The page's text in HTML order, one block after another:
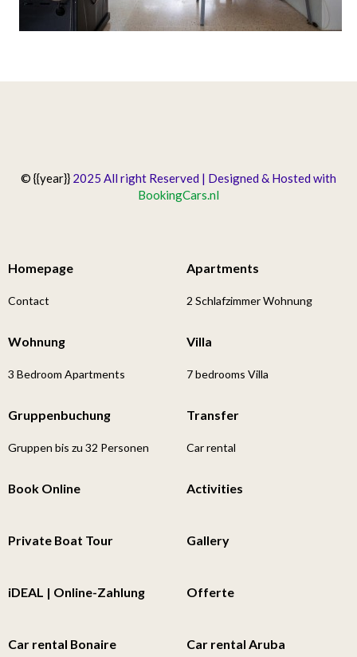
© {{year}} 2025 All right Reserved | Designed & Hosted with
BookingCars.nl
Homepage
Contact
Apartments
2 Schlafzimmer Wohnung
Wohnung
3 Bedroom Apartments
Villa
7 bedrooms Villa
Gruppenbuchung
Gruppen bis zu 32 Personen
Transfer
Car rental
Book Online Activities
Private Boat Tour Gallery
iDEAL | Online-Zahlung Offerte
Car rental Bonaire Car rental Aruba